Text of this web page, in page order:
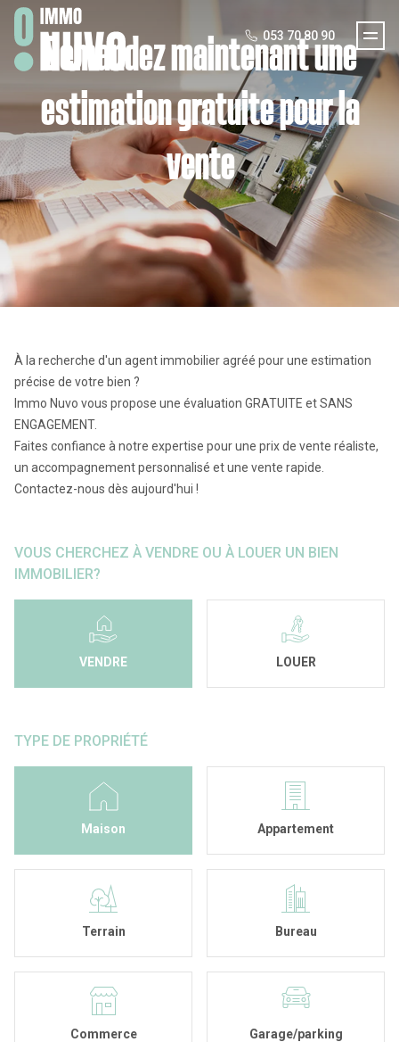
053 70 80 90
Demandez maintenant une
estimation gratuite pour la
vente
À la recherche d'un agent immobilier agréé pour une estimation
précise de votre bien ?
Immo Nuvo vous propose une évaluation GRATUITE et SANS
ENGAGEMENT.
Faites confiance à notre expertise pour une prix de vente réaliste,
un accompagnement personnalisé et une vente rapide.
Contactez-nous dès aujourd'hui !
VOUS CHERCHEZ À VENDRE OU À LOUER UN BIEN
IMMOBILIER?
VENDRE LOUER
TYPE DE PROPRIÉTÉ
Maison Appartement
Terrain Bureau
Commerce Garage/parking